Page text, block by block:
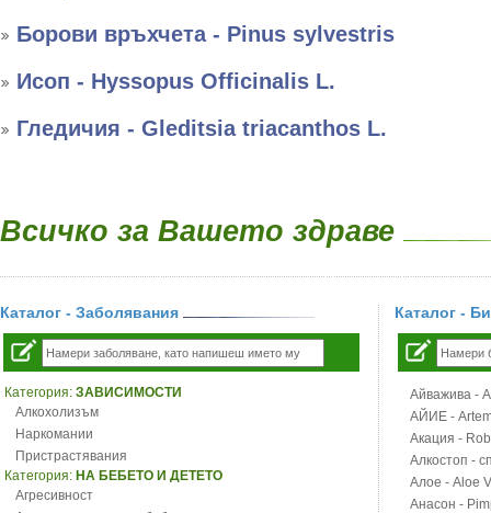
Борови връхчета - Pinus sylvestris
Исоп - Hyssopus Officinalis L.
Гледичия - Gleditsia triacanthos L.
Всичко за Вашето здраве
Каталог - Заболявания
Категория: ЗАВИСИМОСТИ
Алкохолизъм
Наркомании
Пристрастявания
Категория: НА БЕБЕТО И ДЕТЕТО
Агресивност
Каталог -
Айважива -
АЙИЕ -
Акация -
Алкостоп -
Алое - Aloe
Анасон -